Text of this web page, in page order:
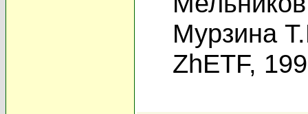
Мурзина
ZhETF,